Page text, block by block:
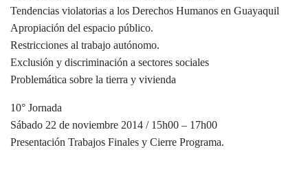
Tendencias violatorias a los Derechos Humanos en Guayaquil
Apropiación del espacio público.
Restricciones al trabajo autónomo.
Exclusión y discriminación a sectores sociales
Problemática sobre la tierra y vivienda
10° Jornada
Sábado 22 de noviembre 2014 / 15h00 – 17h00
Presentación Trabajos Finales y Cierre Programa.